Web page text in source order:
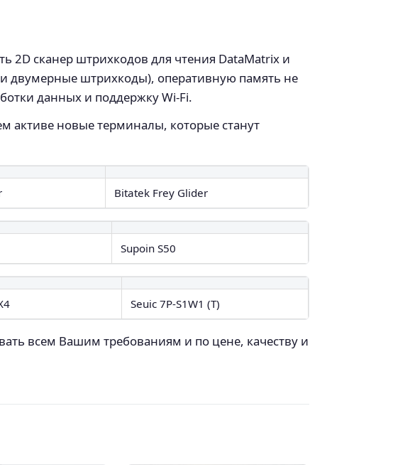
сканер штрихкодов для чтения DataMatrix и
двумерные штрихкоды), оперативную память не
данных и поддержку Wi-Fi.
активе новые терминалы, которые станут
Bitatek Frey Glider
Supoin S50
Seuic 7P-S1W1 (T)
всем Вашим требованиям и по цене, качеству и